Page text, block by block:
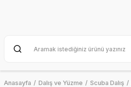
Anasayfa Dalış ve Yüzme Scuba Dalış